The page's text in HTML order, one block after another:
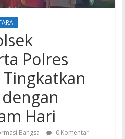
Polres
Hari
Bangsa 0 Komentar